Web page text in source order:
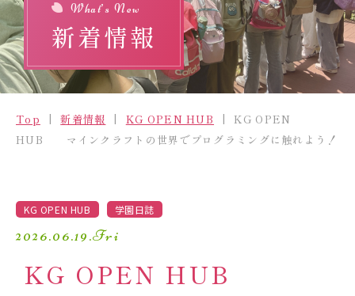
Top
新着情報
学校紹介
学園生活
進路・進学
入試情報
What’s New
新着情報
Top 新着情報 KG OPEN HUB
KG OPEN
HUB マインクラフトの世界でプログラミングに触れよう！
KG OPEN HUB 学園日誌
2026.06.19.Fri
KG OPEN HUB